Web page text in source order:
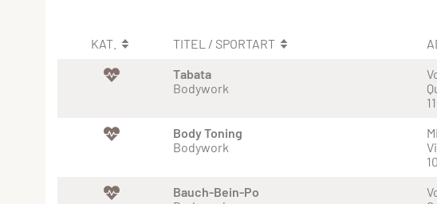
KAT. TITEL / SPORTART
Tabata
Bodywork
Body Toning
Bodywork
Bauch-Bein-Po